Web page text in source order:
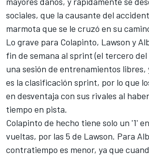
sociales, que la causante del
marmota que se le cruzó en su
Lo grave para Colapinto, Lawson y
fin de semana al sprint (el tercero del
una sesión de entrenamientos libres,
es la clasificación sprint, por lo que
en desventaja con sus rivales al
tiempo en pista.
Colapinto de hecho tiene solo un '1'
vueltas, por las 5 de Lawson. Para
contratiempo es menor, ya que